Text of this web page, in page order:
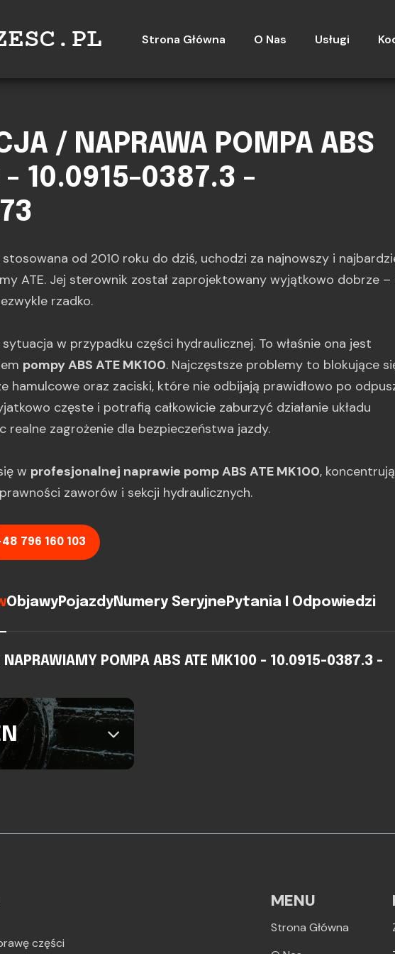
Strona Główna O Nas Usługi
/ NAPRAWA POMPA ABS
- 10.0915-0387.3 -
stosowana od 2010 roku do dziś, uchodzi za najnowszy i
ATE. Jej sterownik został zaprojektowany wyjątkowo dobrze –
rzadko.
w przypadku części hydraulicznej. To właśnie ona jest
pompy ABS ATE MK100. Najczęstsze problemy to blokujące
hamulcowe oraz zaciski, które nie odbijają prawidłowo po
częste i potrafią całkowicie zaburzyć działanie układu
realne zagrożenie dla bezpieczeństwa jazdy.
w profesjonalnej naprawie pomp ABS ATE MK100,
zaworów i sekcji hydraulicznych.
796 160 103
ObjawyPojazdyNumery Seryjne Pytania I Odpowiedzi
NAPRAWIAMY POMPA ABS ATE MK100 - 10.0915-0387.3 -
części
MENU
Strona Główna